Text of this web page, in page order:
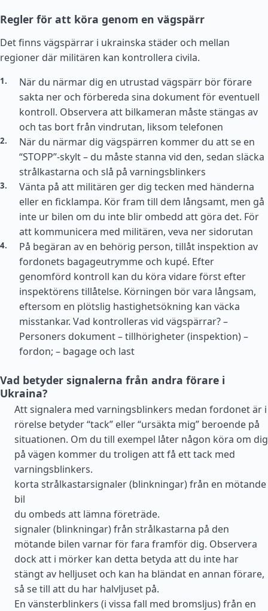
Regler för att köra genom en vägspärr
Det finns vägspärrar i ukrainska städer och mellan
regioner där militären kan kontrollera civila.
När du närmar dig en utrustad vägspärr bör förare
sakta ner och förbereda sina dokument för eventuell
kontroll. Observera att bilkameran måste stängas av
och tas bort från vindrutan, liksom telefonen
När du närmar dig vägspärren kommer du att se en
“STOPP”-skylt – du måste stanna vid den, sedan släcka
strålkastarna och slå på varningsblinkers
Vänta på att militären ger dig tecken med händerna
eller en ficklampa. Kör fram till dem långsamt, men gå
inte ur bilen om du inte blir ombedd att göra det. För
att kommunicera med militären, veva ner sidorutan
På begäran av en behörig person, tillåt inspektion av
fordonets bagageutrymme och kupé. Efter
genomförd kontroll kan du köra vidare först efter
inspektörens tillåtelse. Körningen bör vara långsam,
eftersom en plötslig hastighetsökning kan väcka
misstankar. Vad kontrolleras vid vägspärrar? –
Personers dokument – tillhörigheter (inspektion) –
fordon; – bagage och last
Vad betyder signalerna från andra förare i
Ukraina?
Att signalera med varningsblinkers medan fordonet är i
rörelse betyder “tack” eller “ursäkta mig” beroende på
situationen. Om du till exempel låter någon köra om dig
på vägen kommer du troligen att få ett tack med
varningsblinkers.
korta strålkastarsignaler (blinkningar) från en mötande
bil
du ombeds att lämna företräde.
signaler (blinkningar) från strålkastarna på den
mötande bilen varnar för fara framför dig. Observera
dock att i mörker kan detta betyda att du inte har
stängt av helljuset och kan ha bländat en annan förare,
så se till att du har halvljuset på.
En vänsterblinkers (i vissa fall med bromsljus) från en